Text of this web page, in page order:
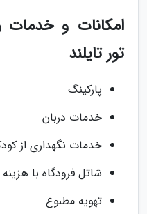
امکانات و خدمات
تور تایلند
پارکینگ
خدمات دربان
خدمات نگهداری از
شاتل فرودگاه با
تهویه مطبوع